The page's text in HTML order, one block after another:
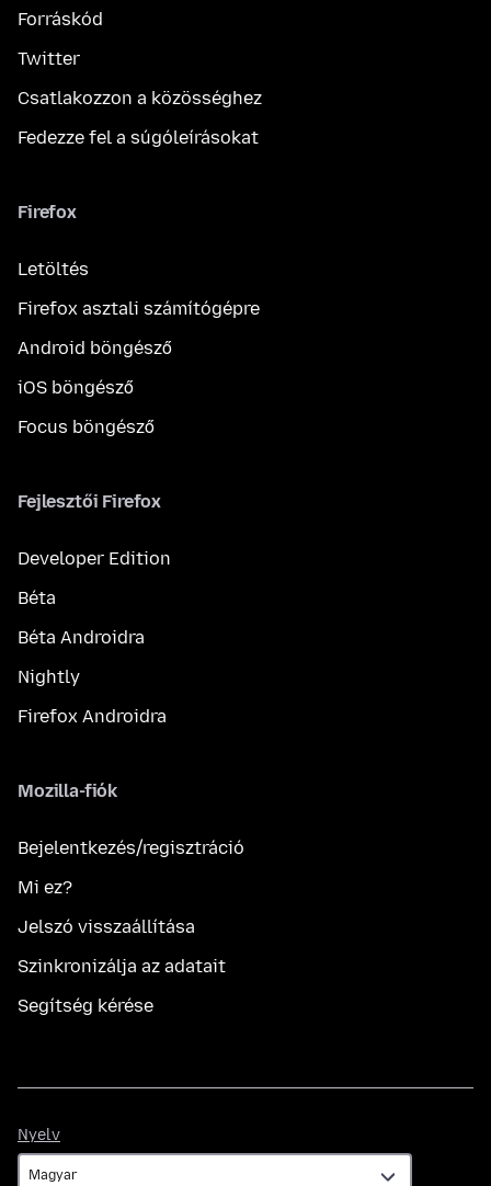
Forráskód
Twitter
Csatlakozzon a közösséghez
Fedezze fel a súgóleírásokat
Firefox
Letöltés
Firefox asztali számítógépre
Android böngésző
iOS böngésző
Focus böngésző
Fejlesztői Firefox
Developer Edition
Béta
Béta Androidra
Nightly
Firefox Androidra
Mozilla-fiók
Bejelentkezés/regisztráció
Mi ez?
Jelszó visszaállítása
Szinkronizálja az adatait
Segítség kérése
Nyelv